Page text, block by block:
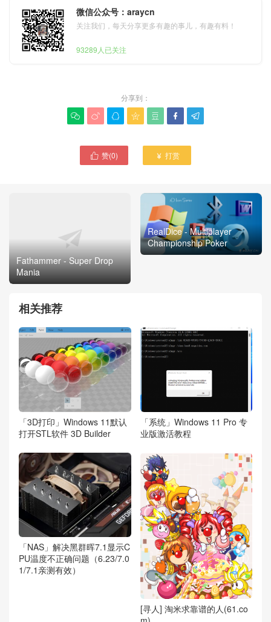
微信公众号：araycn
关注我们，每天分享更多有趣的事儿，有趣有料！
93289人已关注
分享到：
      
 赞(0)  打赏
Fathammer - Super Drop
Mania
RealDice - Multiplayer
Championship Poker
相关推荐
「3D打印」Windows 11默认
打开STL软件 3D Builder
「系统」Windows 11 Pro 专
业版激活教程
「NAS」解决黑群晖7.1显示C
PU温度不正确问题（6.23/7.0
1/7.1亲测有效）
[寻人] 淘米求靠谱的人(61.co